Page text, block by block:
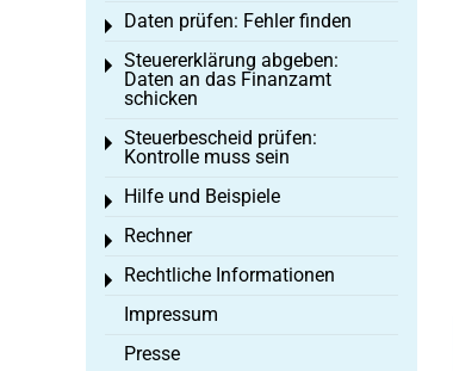
Daten prüfen: Fehler finden
Toggle menu
Steuererklärung abgeben:
Daten an das Finanzamt
schicken
Toggle menu
Steuerbescheid prüfen:
Kontrolle muss sein
Toggle menu
Hilfe und Beispiele
Toggle menu
Rechner
Toggle menu
Rechtliche Informationen
Toggle menu
Impressum
Presse